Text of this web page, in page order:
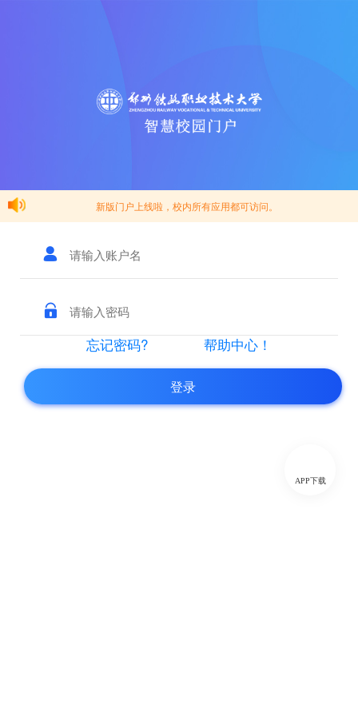
新版门户上线啦，校内所有应用都可访问。
忘记密码? 帮助中心！
登录
APP下载